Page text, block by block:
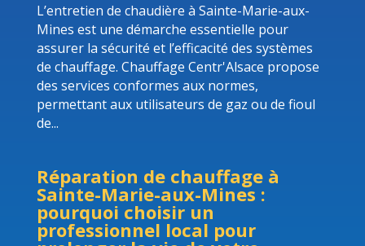
L’entretien de chaudière à Sainte-Marie-aux-
Mines est une démarche essentielle pour
assurer la sécurité et l’efficacité des systèmes
de chauffage. Chauffage Centr'Alsace propose
des services conformes aux normes,
permettant aux utilisateurs de gaz ou de fioul
de...
Réparation de chauffage à
Sainte-Marie-aux-Mines :
pourquoi choisir un
professionnel local pour